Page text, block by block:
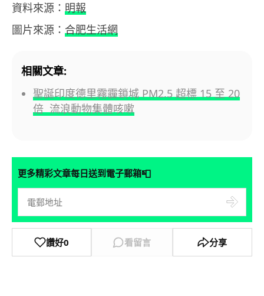
資料來源： 明報
圖片來源： 合肥生活網
相關文章:
聖誕印度德里霧霾鎖城 PM2.5 超標 15 至 20
倍 流浪動物集體咳嗽
更多精彩文章每日送到電子郵箱📮
讚好0 看留言 分享